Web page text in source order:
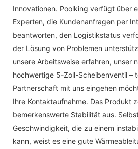
Innovationen. Poolking verfügt über
Experten, die Kundenanfragen per
beantworten, den Logistikstatus
der Lösung von Problemen
unsere Arbeitsweise erfahren, unser
hochwertige 5-Zoll-Scheibenventil –
Partnerschaft mit uns eingehen
Ihre Kontaktaufnahme. Das Produkt
bemerkenswerte Stabilität aus.
Geschwindigkeit, die zu einem
kann, weist es eine gute